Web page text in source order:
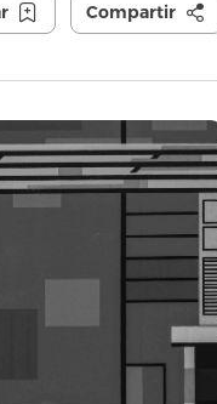
Compartir